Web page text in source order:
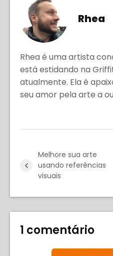
Rhea
Rhea é uma artista
está estidando na
atualmente. Ela é
seu amor pela arte a
Melhore sua arte
usando referências
visuais
1 comentário